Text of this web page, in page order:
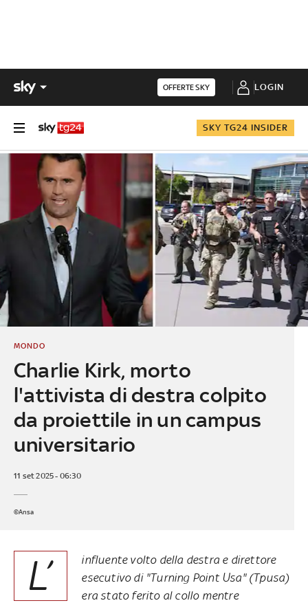
OFFERTE SKY LOGIN
SKY TG24 INSIDER
Charlie Kirk, morto
l'attivista di destra colpito
da proiettile in un campus
universitario
MONDO
11 set 2025 - 06:30
©Ansa
L’
influente volto della destra e direttore
esecutivo di "Turning Point Usa" (Tpusa)
era stato ferito al collo mentre